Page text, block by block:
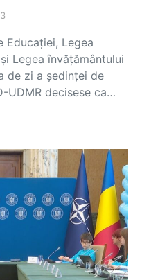
Educației, Legea
Legea învățământului
de zi a ședinței de
UDMR decisese ca…